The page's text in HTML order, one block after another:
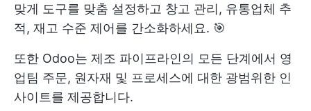
맞게 도구를 맞춤 설정하고 창고 관리, 유통업체 추
적, 재고 수준 제어를 간소화하세요. 🎯
또한 Odoo는 제조 파이프라인의 모든 단계에서 영
업팀 주문, 원자재 및 프로세스에 대한 광범위한 인
사이트를 제공합니다.